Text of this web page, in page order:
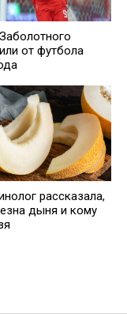
от футбола
рассказала,
дыня и кому